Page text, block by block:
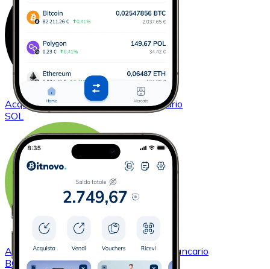
AcquistareSolanacon bonifico bancario
SOL
AcquistareBitcoin Cashcon bonifico bancario
BCH